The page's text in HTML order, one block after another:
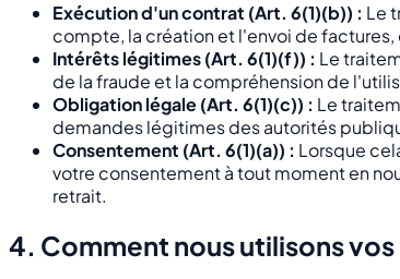
Exécution d'un contrat (Art. 6(1)(b)) : Le
compte, la création et l'envoi de
Intérêts légitimes (Art. 6(1)(f)) : Le
de la fraude et la compréhension de
Obligation légale (Art. 6(1)(c)) : Le
demandes légitimes des autorités
Consentement (Art. 6(1)(a)) : Lorsque
votre consentement à tout moment en
retrait.
4. Comment nous utilisons